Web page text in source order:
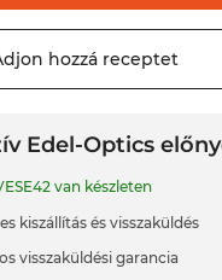
hozzá receptet
Edel-Optics
van készleten
kiszállítás és visszaküldés
visszaküldési garancia